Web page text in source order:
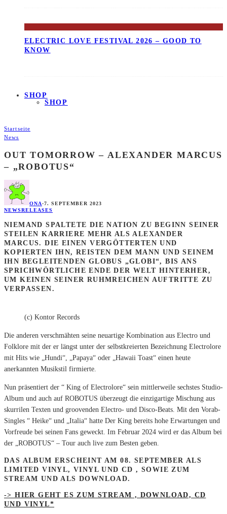
ELECTRIC LOVE FESTIVAL 2026 – GOOD TO
KNOW
SHOP
SHOP
Startseite
News
OUT TOMORROW – ALEXANDER MARCUS
– „ROBOTUS“
ONA·7. SEPTEMBER 2023
NEWSRELEASES
NIEMAND SPALTETE DIE NATION ZU BEGINN SEINER
STEILEN KARRIERE MEHR ALS ALEXANDER
MARCUS. DIE EINEN VERGÖTTERTEN UND
KOPIERTEN IHN, REISTEN DEM MANN UND SEINEM
IHN BEGLEITENDEN GLOBUS „GLOBI“, BIS ANS
SPRICHWÖRTLICHE ENDE DER WELT HINTERHER,
UM KEINEN SEINER RUHMREICHEN AUFTRITTE ZU
VERPASSEN.
(c) Kontor Records
Die anderen verschmähten seine neuartige Kombination aus Electro und
Folklore mit der er längst unter der selbstkreierten Bezeichnung Electrolore
mit Hits wie „Hundi“, „Papaya“ oder „Hawaii Toast“ einen heute
anerkannten Musikstil firmierte.
Nun präsentiert der “ King of Electrolore“ sein mittlerweile sechstes Studio-
Album und auch auf ROBOTUS überzeugt die einzigartige Mischung aus
skurrilen Texten und groovenden Electro- und Disco-Beats. Mit den Vorab-
Singles “ Heike“ und „Italia“ hatte Der King bereits hohe Erwartungen und
Vorfreude bei seinen Fans geweckt. Im Februar 2024 wird er das Album bei
der „ROBOTUS“ – Tour auch live zum Besten geben.
DAS ALBUM ERSCHEINT AM 08. SEPTEMBER ALS
LIMITED VINYL, VINYL UND CD , SOWIE ZUM
STREAM UND ALS DOWNLOAD.
-> HIER GEHT ES ZUM STREAM , DOWNLOAD, CD
UND VINYL*